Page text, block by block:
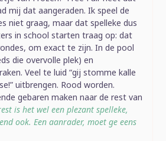
mij dat aangeraden. Ik speel de
niet graag, maar dat spelleke dus
in school starten traag op: dat
om exact te zijn. In de pool
die overvolle plek) en
Veel te luid “gij stomme kalle
uitbrengen. Rood worden.
gebaren maken naar de rest van
is het wel een plezant spelleke,
ook. Een aanrader, moet ge eens